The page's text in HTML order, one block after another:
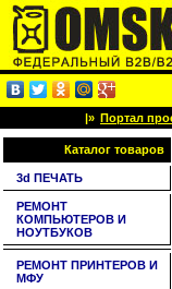
|» Портал
Каталог товаров
3d ПЕЧАТЬ
РЕМОНТ
КОМПЬЮТЕРОВ И
НОУТБУКОВ
РЕМОНТ ПРИНТЕРОВ И
МФУ